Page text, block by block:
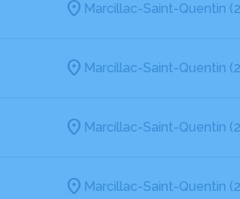
Marcillac-Saint-Quentin
Marcillac-Saint-Quentin
Marcillac-Saint-Quentin
Marcillac-Saint-Quentin